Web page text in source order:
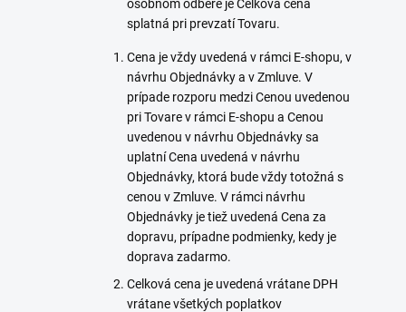
osobnom odbere je Celková cena
splatná pri prevzatí Tovaru.
Cena je vždy uvedená v rámci E-shopu, v
návrhu Objednávky a v Zmluve. V
prípade rozporu medzi Cenou uvedenou
pri Tovare v rámci E-shopu a Cenou
uvedenou v návrhu Objednávky sa
uplatní Cena uvedená v návrhu
Objednávky, ktorá bude vždy totožná s
cenou v Zmluve. V rámci návrhu
Objednávky je tiež uvedená Cena za
dopravu, prípadne podmienky, kedy je
doprava zadarmo.
Celková cena je uvedená vrátane DPH
vrátane všetkých poplatkov